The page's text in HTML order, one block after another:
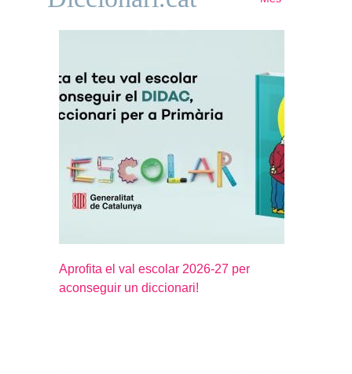
Aprofita el val escolar 2026-27 per
aconseguir un diccionari!